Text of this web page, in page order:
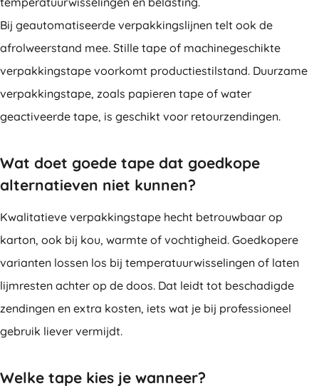
Bij geautomatiseerde verpakkingslijnen telt ook de
afrolweerstand mee. Stille tape of machinegeschikte
verpakkingstape voorkomt productiestilstand. Duurzame
verpakkingstape, zoals papieren tape of water
geactiveerde tape, is geschikt voor retourzendingen.
Wat doet goede tape dat goedkope
alternatieven niet kunnen?
Kwalitatieve verpakkingstape hecht betrouwbaar op
karton, ook bij kou, warmte of vochtigheid. Goedkopere
varianten lossen los bij temperatuurwisselingen of laten
lijmresten achter op de doos. Dat leidt tot beschadigde
zendingen en extra kosten, iets wat je bij professioneel
gebruik liever vermijdt.
Welke tape kies je wanneer?